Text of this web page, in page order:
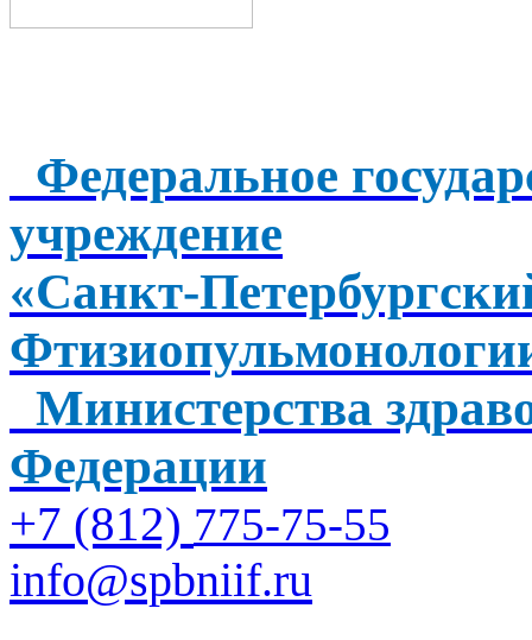
Федеральное
учреждение
«Санкт-
Министерства
Федерации
+7 (812) 775-75-55
info@spbniif.ru